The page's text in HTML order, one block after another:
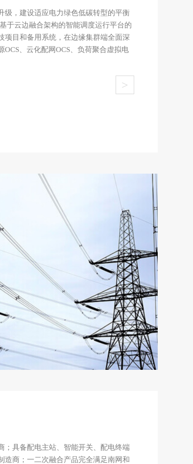
级，建设适应电力绿色低碳转型的平衡
于云边融合架构的智能调度运行平台的
项目和备用系统，在边缘集群端全面深
、云化配网OCS、负荷聚合虚拟电
>
；具备配电主站、智能开关、配电终端
造商；一二次融合产品完全满足南网和